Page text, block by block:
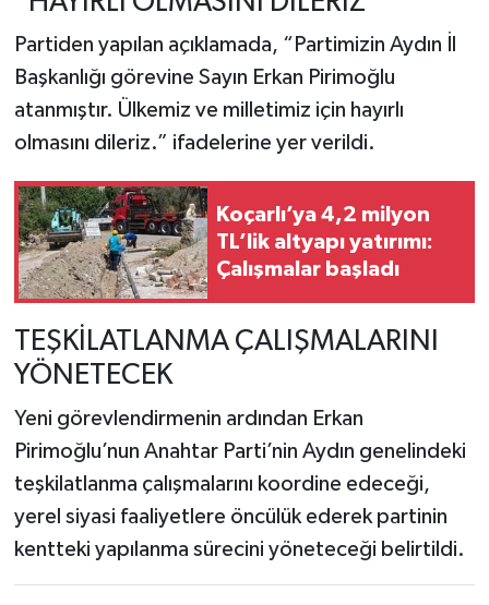
Partiden yapılan açıklamada, “Partimizin Aydın İl
Başkanlığı görevine Sayın Erkan Pirimoğlu
atanmıştır. Ülkemiz ve milletimiz için hayırlı
olmasını dileriz.” ifadelerine yer verildi.
Koçarlı’ya 4,2 milyon
TL’lik altyapı yatırımı:
Çalışmalar başladı
TEŞKİLATLANMA ÇALIŞMALARINI
YÖNETECEK
Yeni görevlendirmenin ardından Erkan
Pirimoğlu’nun Anahtar Parti’nin Aydın genelindeki
teşkilatlanma çalışmalarını koordine edeceği,
yerel siyasi faaliyetlere öncülük ederek partinin
kentteki yapılanma sürecini yöneteceği belirtildi.